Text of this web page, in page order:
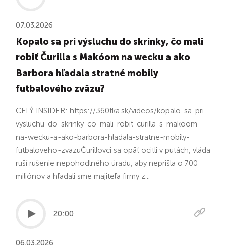
07.03.2026
Kopalo sa pri výsluchu do skrinky, čo mali
robiť Čurilla s Makóom na wecku a ako
Barbora hľadala stratné mobily
futbalového zväzu?
CELÝ INSIDER: https://360tka.sk/videos/kopalo-sa-pri-
vysluchu-do-skrinky-co-mali-robit-curilla-s-makoom-
na-wecku-a-ako-barbora-hladala-stratne-mobily-
futbaloveho-zvazuČurillovci sa opäť ocitli v putách, vláda
ruší rušenie nepohodlného úradu, aby neprišla o 700
miliónov a hľadali sme majiteľa firmy z...
20:00
06.03.2026